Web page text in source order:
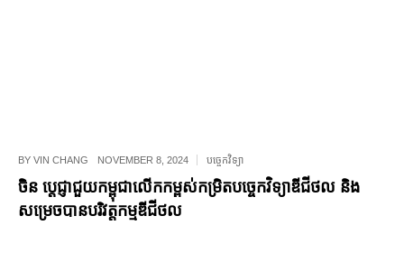
BY VIN CHANG NOVEMBER 8, 2024 បច្ចេកវិទ្យា
ចិន ប្តេជ្ញាជួយកម្ពុជាលើកកម្ពស់កម្រិតបច្ចេកវិទ្យាឌីជីថល និង
សម្រេចបានបរិវត្តកម្មឌីជីថល